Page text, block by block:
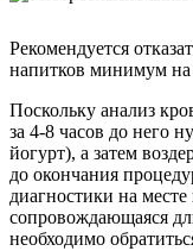
Рекомендуется
напитков минимум на
Поскольку анализ
за 4-8 часов до него
йогурт), а затем
до окончания
диагностики на
сопровождающаяся
необходимо